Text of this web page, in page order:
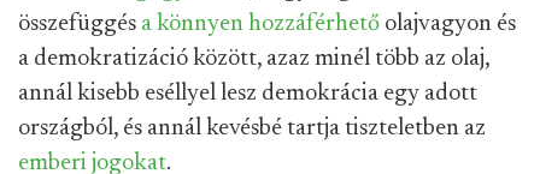
összefüggés a könnyen hozzáférhető olajvagyon és
a demokratizáció között, azaz minél több az olaj,
annál kisebb eséllyel lesz demokrácia egy adott
országból, és annál kevésbé tartja tiszteletben az
emberi jogokat.